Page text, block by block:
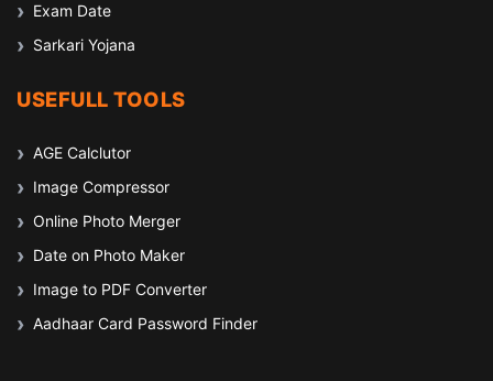
Exam Date
Sarkari Yojana
USEFULL TOOLS
AGE Calclutor
Image Compressor
Online Photo Merger
Date on Photo Maker
Image to PDF Converter
Aadhaar Card Password Finder